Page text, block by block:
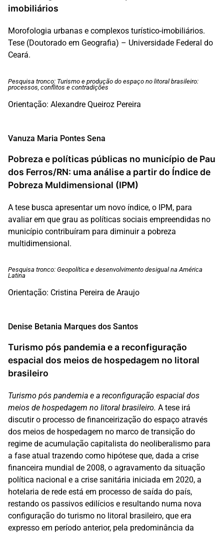
imobiliários
Morofologia urbanas e complexos turístico-imobiliários.
Tese (Doutorado em Geografia) – Universidade Federal do
Ceará.
Pesquisa tronco: Turismo e produção do espaço no litoral brasileiro:
processos, conflitos e contradições
Orientação: Alexandre Queiroz Pereira
Vanuza Maria Pontes Sena
Pobreza e políticas públicas no município de Pau
dos Ferros/RN: uma análise a partir do Índice de
Pobreza Muldimensional (IPM)
A tese busca apresentar um novo índice, o IPM, para
avaliar em que grau as políticas sociais empreendidas no
município contribuíram para diminuir a pobreza
multidimensional.
Pesquisa tronco: Geopolítica e desenvolvimento desigual na América
Latina
Orientação: Cristina Pereira de Araujo
Denise Betania Marques dos Santos
Turismo pós pandemia e a reconfiguração
espacial dos meios de hospedagem no litoral
brasileiro
Turismo pós pandemia e a reconfiguração espacial dos
meios de hospedagem no litoral brasileiro. A tese irá
discutir o processo de financeirização do espaço através
dos meios de hospedagem no marco de transição do
regime de acumulação capitalista do neoliberalismo para
a fase atual trazendo como hipótese que, dada a crise
financeira mundial de 2008, o agravamento da situação
política nacional e a crise sanitária iniciada em 2020, a
hotelaria de rede está em processo de saída do país,
restando os passivos edilícios e resultando numa nova
configuração do turismo no litoral brasileiro, que era
expresso em período anterior, pela predominância da